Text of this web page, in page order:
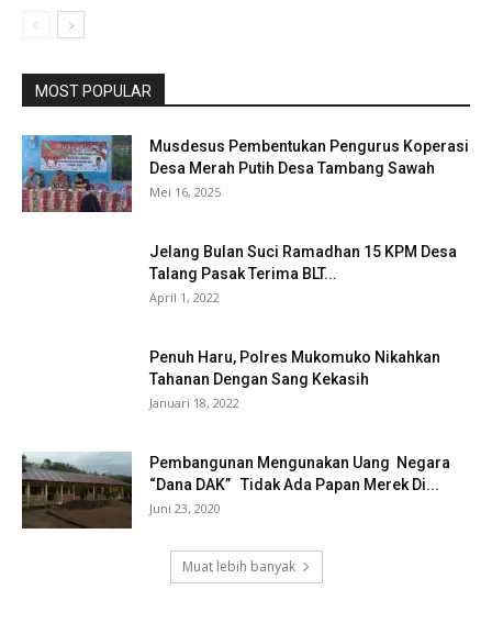
MOST POPULAR
Musdesus Pembentukan Pengurus Koperasi
Desa Merah Putih Desa Tambang Sawah
Mei 16, 2025
Jelang Bulan Suci Ramadhan 15 KPM Desa
Talang Pasak Terima BLT...
April 1, 2022
Penuh Haru, Polres Mukomuko Nikahkan
Tahanan Dengan Sang Kekasih
Januari 18, 2022
Pembangunan Mengunakan Uang Negara
“Dana DAK” Tidak Ada Papan Merek Di...
Juni 23, 2020
Muat lebih banyak